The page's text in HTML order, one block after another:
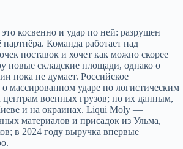
косвенно и удар по ней: разрушен
Команда работает над
поставок и хочет как можно скорее
новые складские площади, однако о
пока не думает. Российское
массированном ударе по логистическим
центрам военных грузов; по их данным,
и на окраинах. Liqui Moly —
материалов и присадок из Ульма,
в 2024 году выручка впервые